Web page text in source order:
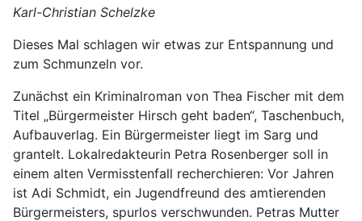
Karl-Christian Schelzke
Dieses Mal schlagen wir etwas zur Entspannung und
zum Schmunzeln vor.
Zunächst ein Kriminalroman von Thea Fischer mit dem
Titel „Bürgermeister Hirsch geht baden“, Taschenbuch,
Aufbauverlag. Ein Bürgermeister liegt im Sarg und
grantelt. Lokalredakteurin Petra Rosenberger soll in
einem alten Vermisstenfall recherchieren: Vor Jahren
ist Adi Schmidt, ein Jugendfreund des amtierenden
Bürgermeisters, spurlos verschwunden. Petras Mutter